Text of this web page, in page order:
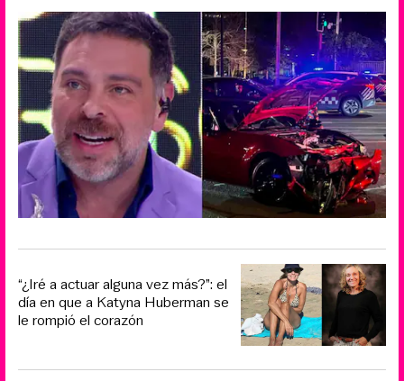
“¿Iré a actuar alguna vez más?”: el
día en que a Katyna Huberman se
le rompió el corazón